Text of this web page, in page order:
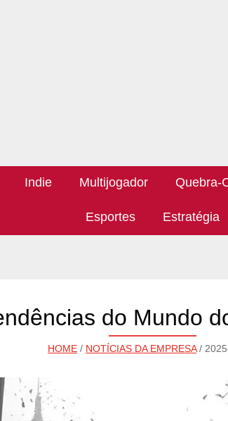
Indie Multijogador Quebra-
Esportes Estratégia
do Mundo
HOME / NOTÍCIAS DA EMPRESA/